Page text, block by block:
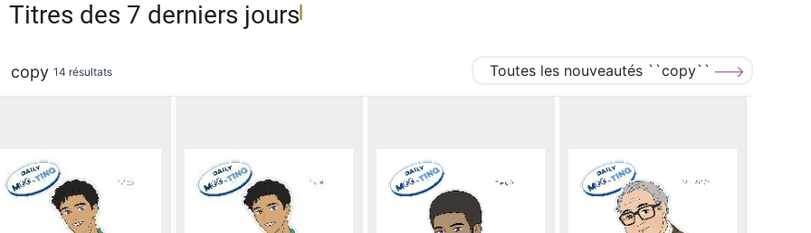
Titres des 7 derniers jours
copy 14 résultats Toutes les nouveautés ``copy``